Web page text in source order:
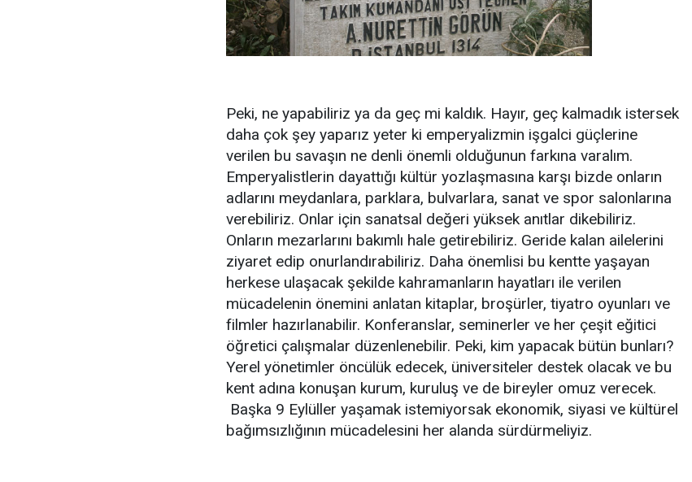
Peki, ne yapabiliriz ya da geç mi kaldık. Hayır, geç kalmadık istersek
daha çok şey yaparız yeter ki emperyalizmin işgalci güçlerine
verilen bu savaşın ne denli önemli olduğunun farkına varalım.
Emperyalistlerin dayattığı kültür yozlaşmasına karşı bizde onların
adlarını meydanlara, parklara, bulvarlara, sanat ve spor salonlarına
verebiliriz. Onlar için sanatsal değeri yüksek anıtlar dikebiliriz.
Onların mezarlarını bakımlı hale getirebiliriz. Geride kalan ailelerini
ziyaret edip onurlandırabiliriz. Daha önemlisi bu kentte yaşayan
herkese ulaşacak şekilde kahramanların hayatları ile verilen
mücadelenin önemini anlatan kitaplar, broşürler, tiyatro oyunları ve
filmler hazırlanabilir. Konferanslar, seminerler ve her çeşit eğitici
öğretici çalışmalar düzenlenebilir. Peki, kim yapacak bütün bunları?
Yerel yönetimler öncülük edecek, üniversiteler destek olacak ve bu
kent adına konuşan kurum, kuruluş ve de bireyler omuz verecek.
Başka 9 Eylüller yaşamak istemiyorsak ekonomik, siyasi ve kültürel
bağımsızlığının mücadelesini her alanda sürdürmeliyiz.